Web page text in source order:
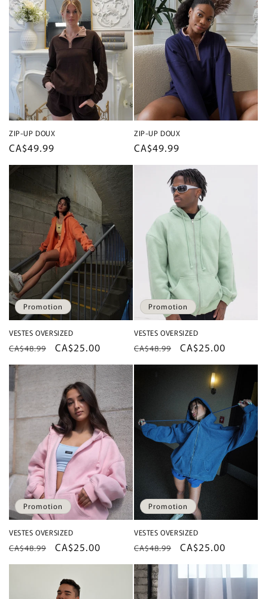
ZIP-UP DOUX
Prix
habituel
CA$49.99
ZIP-UP DOUX
Prix
habituel
CA$49.99
Promotion
VESTES OVERSIZED
Prix
habituel
CA$48.99
Prix
promotionnel
CA$25.00
Promotion
VESTES OVERSIZED
Prix
habituel
CA$48.99
Prix
promotionnel
CA$25.00
Promotion
VESTES OVERSIZED
Prix
habituel
CA$48.99
Prix
promotionnel
CA$25.00
Promotion
VESTES OVERSIZED
Prix
habituel
CA$48.99
Prix
promotionnel
CA$25.00